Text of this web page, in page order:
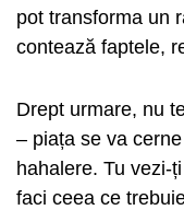
pot transforma un
contează faptele,
Drept urmare, nu
– piața se va
hahalere. Tu vezi-
faci ceea ce